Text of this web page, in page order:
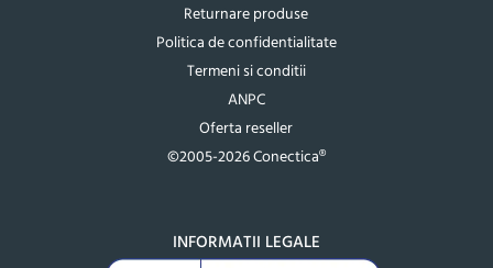
Returnare produse
Politica de confidentialitate
Termeni si conditii
ANPC
Oferta reseller
©2005-2026 Conectica®
INFORMATII LEGALE